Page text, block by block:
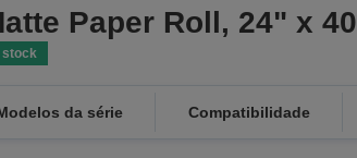
Paper Roll, 24" x 40
stock
da série Compatibilidade